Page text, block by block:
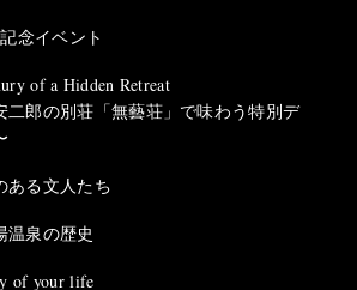
念イベント
of a Hidden Retreat
二郎の別荘「無藝荘」で味わう特別デ
ある文人たち
温泉の歴史
of your life